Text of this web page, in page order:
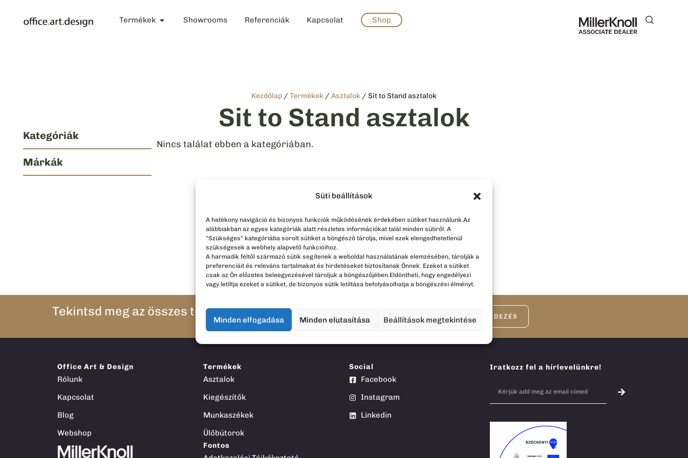
Süti beállítások
A hatékony navigáció és bizonyos funkciók működésének érdekében sütiket használunk.Az
alábbiakban az egyes kategóriák alatt részletes információkat talál minden sütiről. A
"Szükséges" kategóriába sorolt sütiket a böngésző tárolja, mivel ezek elengedhetetlenül
szükségesek a webhely alapvető funkcióihoz.
A harmadik féltől származó sütik segítenek a weboldal használatának elemzésében, tárolják a
preferenciáit és releváns tartalmakat és hirdetéseket biztosítanak Önnek. Ezeket a sütiket
csak az Ön előzetes beleegyezésével tároljuk a böngészőjében.Eldöntheti, hogy engedélyezi
vagy letiltja ezeket a sütiket, de bizonyos sütik letiltása befolyásolhatja a böngészési élményt.
Minden elfogadása Minden elutasítása Beállítások megtekintése
Termékek Showrooms Referenciák Kapcsolat Shop
Kezdőlap / Termékek / Asztalok / Sit to Stand asztalok
Sit to Stand asztalok
Kategóriák
Márkák
Nincs találat ebben a kategóriában.
Tekintsd meg az összes termékünket FELFEDEZÉS
Office Art & Design
Rólunk
Kapcsolat
Blog
Webshop
Termékek
Asztalok
Kiegészítők
Munkaszékek
Ülőbútorok
Fontos
Social
Facebook
Instagram
Linkedin
Iratkozz fel a hírlevelünkre!